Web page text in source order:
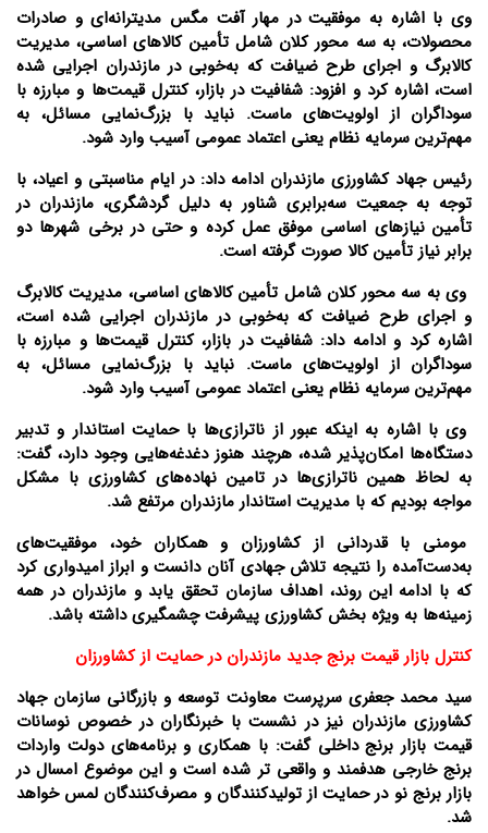
وی با اشاره به موفقیت در مهار آفت مگس مدیترانه‌ای و صادرات
محصولات، به سه محور کلان شامل تأمین کالاهای اساسی، مدیریت
کالابرگ و اجرای طرح ضیافت که به‌خوبی در مازندران اجرایی شده
است، اشاره کرد و افزود: شفافیت در بازار، کنترل قیمت‌ها و مبارزه با
سوداگران از اولویت‌های ماست. نباید با بزرگ‌نمایی مسائل، به
مهم‌ترین سرمایه نظام یعنی اعتماد عمومی آسیب وارد شود.
رئیس جهاد کشاورزی مازندران ادامه داد: در ایام مناسبتی و اعیاد، با
توجه به جمعیت سه‌برابری شناور به دلیل گردشگری، مازندران در
تأمین نیازهای اساسی موفق عمل کرده و حتی در برخی شهرها دو
برابر نیاز تأمین کالا صورت گرفته است.
وی به سه محور کلان شامل تأمین کالاهای اساسی، مدیریت کالابرگ
و اجرای طرح ضیافت که به‌خوبی در مازندران اجرایی شده است،
اشاره کرد و ادامه داد: شفافیت در بازار، کنترل قیمت‌ها و مبارزه با
سوداگران از اولویت‌های ماست. نباید با بزرگ‌نمایی مسائل، به
مهم‌ترین سرمایه نظام یعنی اعتماد عمومی آسیب وارد شود.
وی با اشاره به اینکه عبور از ناترازی‌ها با حمایت استاندار و تدبیر
دستگاه‌ها امکان‌پذیر شده، هرچند هنوز دغدغه‌هایی وجود دارد، گفت:
به لحاظ همین ناترازی‌ها در تامین نهاده‌های کشاورزی با مشکل
مواجه بودیم که با مدیریت استاندار مازندران مرتفع شد.
مومنی با قدردانی از کشاورزان و همکاران خود، موفقیت‌های
به‌دست‌آمده را نتیجه تلاش جهادی آنان دانست و ابراز امیدواری کرد
که با ادامه این روند، اهداف سازمان تحقق یابد و مازندران در همه
زمینه‌ها به ویژه بخش کشاورزی پیشرفت چشمگیری داشته باشد.
کنترل بازار قیمت برنج جدید مازندران در حمایت از کشاورزان
سید محمد جعفری سرپرست معاونت توسعه و بازرگانی سازمان جهاد
کشاورزی مازندران نیز در نشست با خبرنگاران در خصوص نوسانات
قیمت بازار برنج داخلی گفت: با همکاری و برنامه‌های دولت واردات
برنج خارجی هدفمند و واقعی تر شده است و این موضوع امسال در
بازار برنج نو در حمایت از تولیدکنندگان و مصرف‌کنندگان لمس خواهد
شد.